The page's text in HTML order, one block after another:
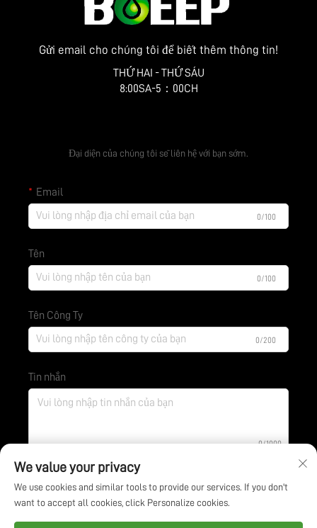
Gửi email cho chúng tôi để biết thêm thông tin!
THỨ HAI - THỨ SÁU
8:00SA-5：00CH
Đại diện của chúng tôi sẽ liên hệ với bạn sớm.
Email
0/100
Tên
0/100
Tên Công Ty
0/200
Tin nhắn
0/1000
Gửi
We value your privacy
We use cookies and similar tools to provide our services. If you don't
want to accept all cookies, click Personalize cookies.